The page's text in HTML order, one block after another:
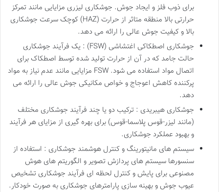
برای ذوب فلز و ایجاد جوش. جوشکاری لیزری مزایایی مانند تمرکز
حرارتی بالا منطقه متاثر از حرارت (HAZ) کوچک سرعت جوشکاری
بالا و کیفیت جوش عالی را ارائه می دهد.
جوشکاری اصطکاکی اغتشاشی (FSW) : یک فرآیند جوشکاری
حالت جامد که در آن از حرارت تولید شده توسط اصطکاک برای
اتصال مواد استفاده می شود. FSW مزایایی مانند عدم نیاز به مواد
پرکننده کاهش اعوجاج و خواص مکانیکی جوش عالی را ارائه می
دهد.
جوشکاری هیبریدی : ترکیب دو یا چند فرآیند جوشکاری مختلف
(مانند لیزر-قوس پلاسما-قوس) برای بهره گیری از مزایای هر فرآیند
و بهبود عملکرد جوشکاری.
سیستم های مانیتورینگ و کنترل هوشمند جوشکاری : استفاده از
سنسورها سیستم های پردازش تصویر و الگوریتم های هوش
مصنوعی برای پایش و کنترل لحظه ای فرآیند جوشکاری تشخیص
عیوب جوش و بهینه سازی پارامترهای جوشکاری به صورت خودکار.